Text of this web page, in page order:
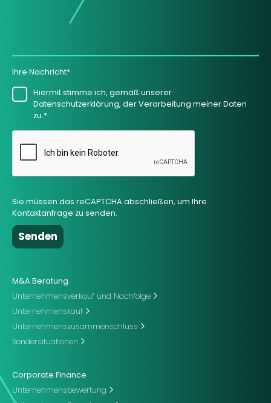
Ihre Nachricht*
Hiermit stimme ich, gemäß unserer
Datenschutzerklärung, der Verarbeitung meiner Daten
zu.*
Sie müssen das reCAPTCHA abschließen, um Ihre
Kontaktanfrage zu senden.
M&A Beratung
Unternehmensverkauf und Nachfolge
Unternehmenskauf
Unternehmenszusammenschluss
Sondersituationen
Corporate Finance
Unternehmensbewertung